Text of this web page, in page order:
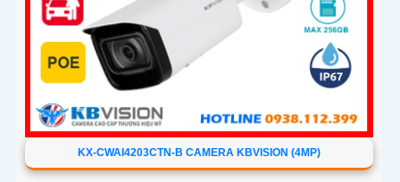
KX-CWAI4203CTN-B CAMERA KBVISION (4MP)